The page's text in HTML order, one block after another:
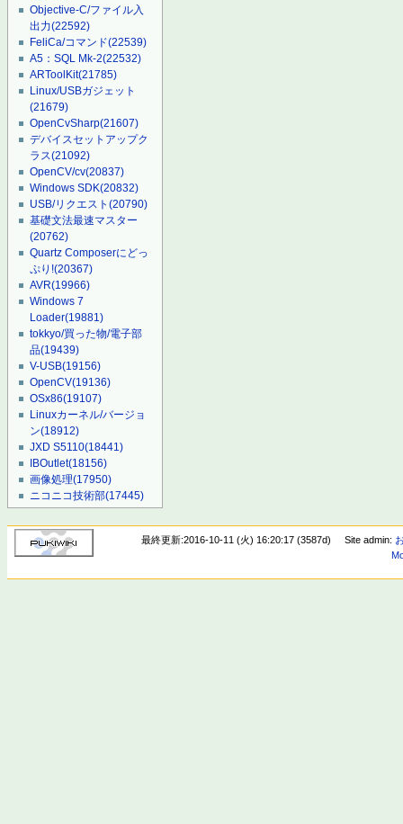
Objective-C/ファイル入
出力(22592)
FeliCa/コマンド(22539)
A5：SQL Mk-2(22532)
ARToolKit(21785)
Linux/USBガジェット
(21679)
OpenCvSharp(21607)
デバイスセットアップク
ラス(21092)
OpenCV/cv(20837)
Windows SDK(20832)
USB/リクエスト(20790)
基礎文法最速マスター
(20762)
Quartz Composerにどっ
ぷり!(20367)
AVR(19966)
Windows 7
Loader(19881)
tokkyo/買った物/電子部
品(19439)
V-USB(19156)
OpenCV(19136)
OSx86(19107)
Linuxカーネル/バージョ
ン(18912)
JXD S5110(18441)
IBOutlet(18156)
画像処理(17950)
ニコニコ技術部(17445)
最終更新:2016-10-11 (火) 16:20:17 (3587d) Site admin: